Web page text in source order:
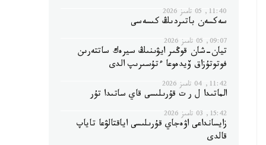
11:40, 05 تامىز 2026
سەكسەن باتىردىڭ كىسەسى
09:07, 05 تامىز 2026
تيان-شان قوڭىر ايۋىنىڭ سيرەك ساتتەرىن
فوتوتۇزاق ۆيدەوعا ءتۇسىرىپ الدى
11:42, 04 تامىز 2026
الماتىدا ل ر ت قۇرىلىسى قاي ساتىدا تۇر
15:42, 03 تامىز 2026
زايسانداعى اۋەجاي قۇرىلىسى اياقتالۋعا تاياپ
قالدى